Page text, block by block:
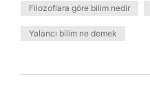
Filozoflara göre bilim nedir
Yalancı bilim ne demek